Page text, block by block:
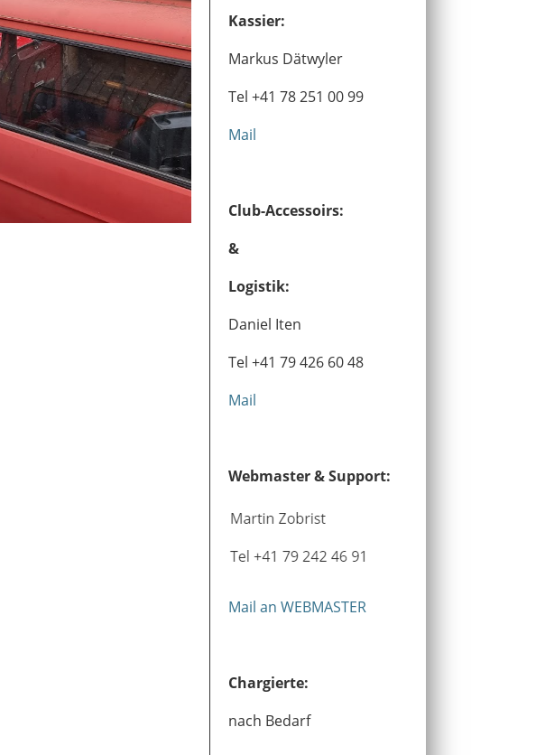
Kassier:
Markus Dätwyler
Tel +41 78 251 00 99
Mail
Club-Accessoirs:
&
Logistik:
Daniel Iten
Tel +41 79 426 60 48
Mail
Webmaster & Support:
Mail an WEBMASTER
Chargierte:
nach Bedarf